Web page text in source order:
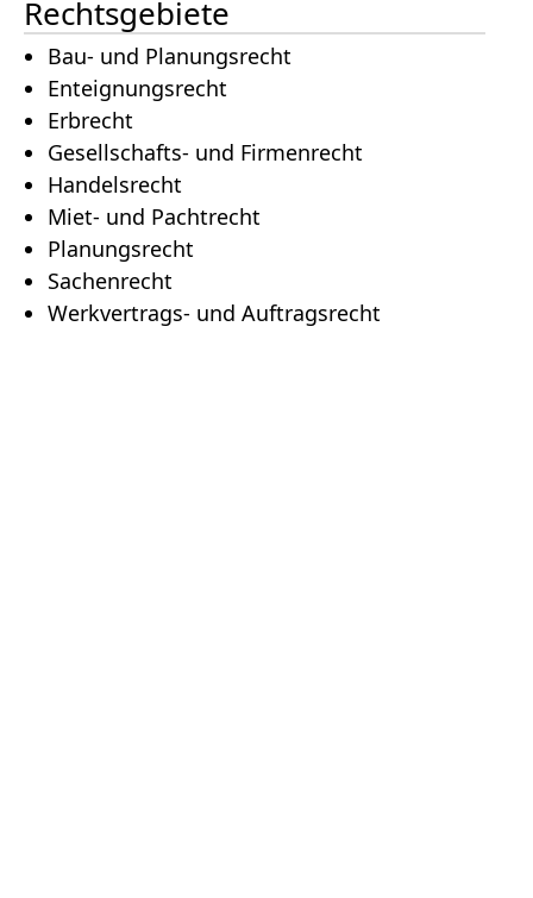
Rechtsgebiete
Bau- und Planungsrecht
Enteignungsrecht
Erbrecht
Gesellschafts- und Firmenrecht
Handelsrecht
Miet- und Pachtrecht
Planungsrecht
Sachenrecht
Werkvertrags- und Auftragsrecht